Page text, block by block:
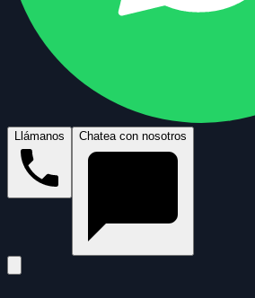
Llámanos Chatea con nosotros